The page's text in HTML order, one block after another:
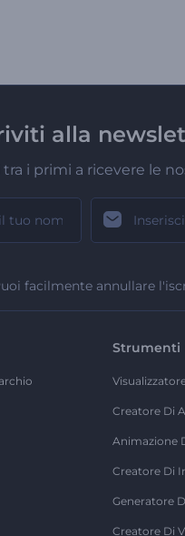
alla
tra i primi a ricevere le
facilmente annullare
Strumenti
Creatore Di
Animazione
Creatore Di
Generatore
Creatore Di